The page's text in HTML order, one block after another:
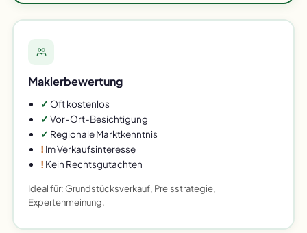
Maklerbewertung
✓ Oft kostenlos
✓ Vor-Ort-Besichtigung
✓ Regionale Marktkenntnis
! Im Verkaufsinteresse
! Kein Rechtsgutachten
Ideal für: Grundstücksverkauf, Preisstrategie,
Expertenmeinung.